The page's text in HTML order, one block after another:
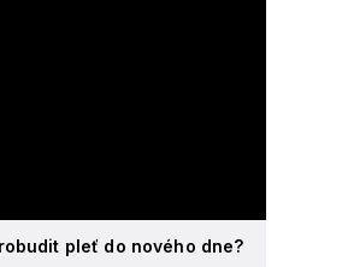
pleť do nového dne?